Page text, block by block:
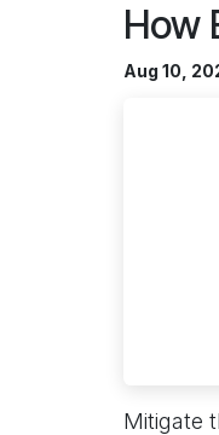
How
Aug 10,
Mitigate